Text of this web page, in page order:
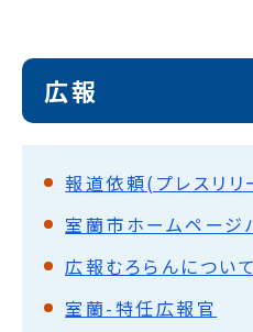
広報
報道依頼(プレスリリ
室蘭市ホームページ
広報むろらんについて
室蘭-特任広報官